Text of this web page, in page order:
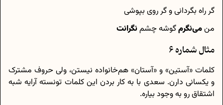
گر راه بگردانی و گر روی بپوشی
منمی‌نگرمگوشه چشمنگرانت
مثال شماره 6
کلمات «آستین» و «آستان» هم‌خانواده نیستن، ولی حروف مشترک
و یکسانی دارن. سعدی با به کار بردن این کلمات تونسته آرایه شبه
اشتقاق رو به وجود بیاره.